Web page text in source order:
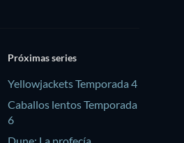
Próximas series
Yellowjackets Temporada 4
Caballos lentos Temporada
6
Dune: La profecía